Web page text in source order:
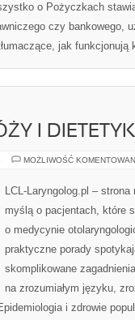
o Pożyczkach
czy bankowego,
jak
I
MOŻLIWOŚĆ
LCL-Laryngolog.pl –
myślą o pacjentach, które
o medycynie
praktyczne porady
skomplikowane
na zrozumiałym języku,
i zdrowie